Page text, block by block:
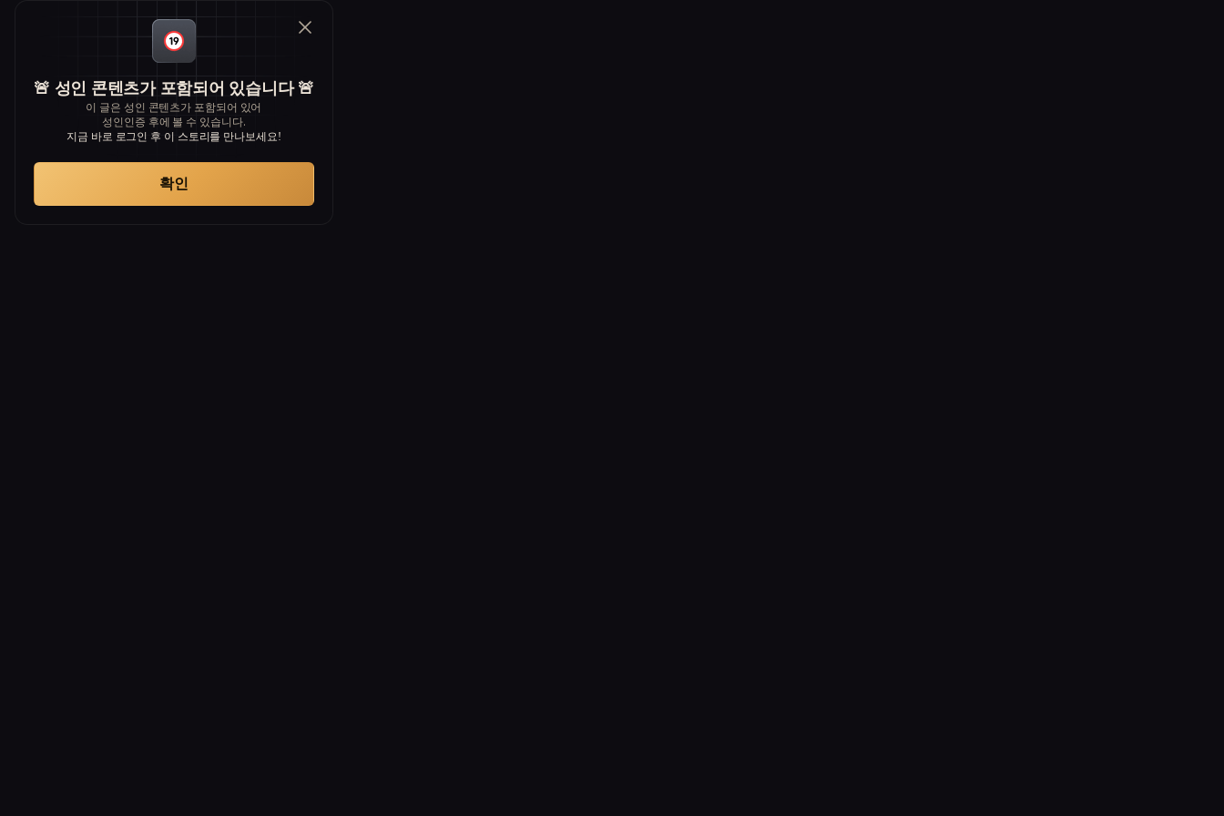
🚨 성인 콘텐츠가 포함되어 있습니다 🚨
이 글은 성인 콘텐츠가 포함되어 있어
성인인증 후에 볼 수 있습니다.
지금 바로 로그인 후 이 스토리를 만나보세요!
확인